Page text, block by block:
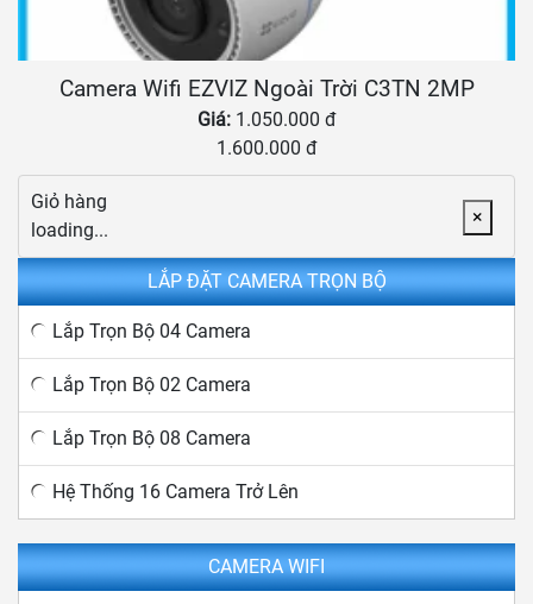
Camera Wifi EZVIZ Ngoài Trời C3TN 2MP
Giá: 1.050.000 đ
1.600.000 đ
×
Giỏ hàng
loading...
LẮP ĐẶT CAMERA TRỌN BỘ
Lắp Trọn Bộ 04 Camera
Lắp Trọn Bộ 02 Camera
Lắp Trọn Bộ 08 Camera
Hệ Thống 16 Camera Trở Lên
CAMERA WIFI